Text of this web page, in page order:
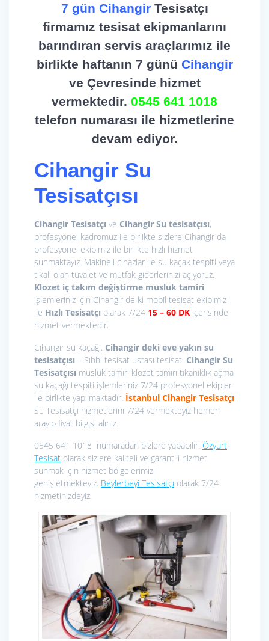
7 gün Cihangir Tesisatçı
firmamız tesisat ekipmanlarını
barındıran servis araçlarımız ile
birlikte haftanın 7 günü Cihangir
ve Çevresinde hizmet
vermektedir. 0545 641 1018
telefon numarası ile hizmetlerine
devam ediyor.
Cihangir Su
Tesisatçısı
Cihangir Tesisatçı ve Cihangir Su tesisatçısı,
profesyonel kadromuz ile birlikte sizlere Cihangir da
profesyonel ekibimiz ile birlikte hızlı hizmet
sunmaktayız .Makineli cihazlar ile su kaçak tespiti veya
tıkalı olan tuvalet ve mutfak giderlerinizi açıyoruz.
Klozet iç takım değiştirme musluk tamiri
işlemleriniz için Cihangir de ki mobil tesisat ekibimiz
ile Hızlı Tesisatçı olarak 7/24 15 – 60 DK içerisinde
hizmet vermektedir.
Cihangir su kaçağı. Cihangir deki eve yakın su
tesisatçısı – Sıhhi tesisat ustası tesisat. Cihangir Su
Tesisatçısı musluk tamiri klozet tamiri tıkanıklık açma
su kaçağı tespiti işlemleriniz 7/24 profesyonel ekipler
ile birlikte yapılmaktadır. İstanbul Cihangir Tesisatçı
Su Tesisatçı hizmetlerini 7/24 vermekteyiz hemen
arayıp fiyat bilgisi alınız.
0545 641 1018 numaradan bizlere yapabilir. Özyurt
Tesisat olarak sizlere kaliteli ve garantili hizmet
sunmak için hizmet bölgelerimizi
genişletmekteyiz. Beylerbeyi Tesisatçı olarak 7/24
hizmetinizdeyiz.